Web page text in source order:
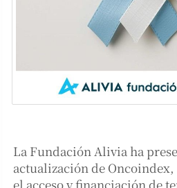
La Fundación Alivia ha
actualización de
el acceso y financiación de